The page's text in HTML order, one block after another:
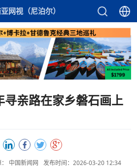
网视（尼泊尔）
寻亲路在家乡磐石画上
中国新闻网
发布时间：2026-03-20 12:34